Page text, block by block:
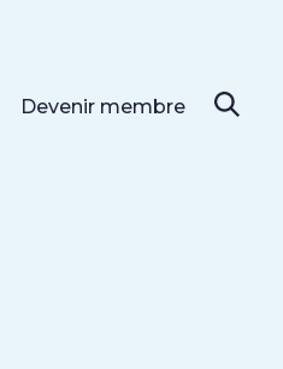
Devenir membre